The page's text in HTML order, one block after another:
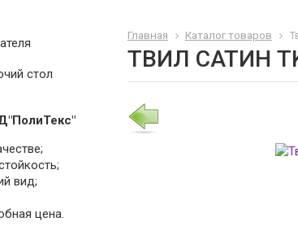
стол
вид;
цена.
Главная Каталог товаров
ТВИЛ САТИН